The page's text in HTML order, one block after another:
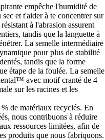
empêche l'humidité de
et t'aider à te concentrer sur
à l'abrasion assurent
tandis que la languette à
La semelle intermédiaire
pour plus de stabilité
tandis que la forme
étape de la foulée. La semelle
avec motif cranté de 4
sur les racines et les
de matériaux recyclés. En
nous contribuons à réduire
ressources limitées, afin de
produits que nous fabriquons.